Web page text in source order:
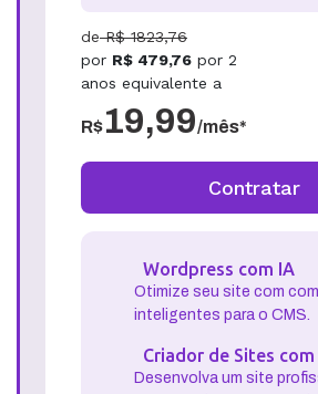
de R$ 1823,76
por R$ 479,76 por 2
anos equivalente a
R$19,99/mês*
Contratar
Wordpress com IA
Otimize seu site com
inteligentes para o CMS.
Criador de Sites com
Desenvolva um site